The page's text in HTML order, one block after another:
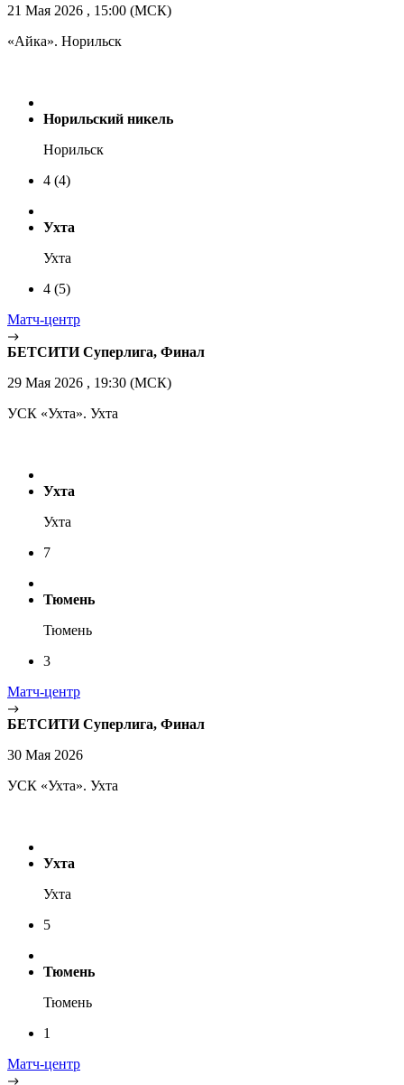
21 Мая 2026 , 15:00 (МСК)
«Айка». Норильск
Норильский никель
Норильск
4 (4)
Ухта
Ухта
4 (5)
Матч-центр
БЕТСИТИ Суперлига, Финал
29 Мая 2026 , 19:30 (МСК)
УСК «Ухта». Ухта
Ухта
Ухта
7
Тюмень
Тюмень
3
Матч-центр
БЕТСИТИ Суперлига, Финал
30 Мая 2026
УСК «Ухта». Ухта
Ухта
Ухта
5
Тюмень
Тюмень
1
Матч-центр